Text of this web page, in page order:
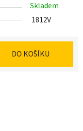
Skladem
1812V
DO KOŠÍKU